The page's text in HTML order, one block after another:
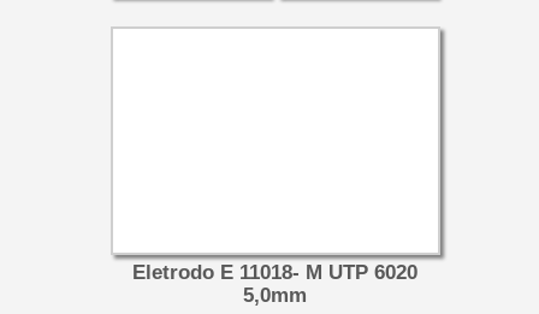
Eletrodo E 11018- M UTP 6020
5,0mm